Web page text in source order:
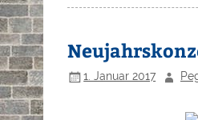
1. Januar 2017